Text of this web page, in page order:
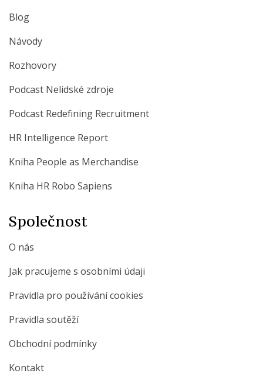
Blog
Návody
Rozhovory
Podcast Nelidské zdroje
Podcast Redefining Recruitment
HR Intelligence Report
Kniha People as Merchandise
Kniha HR Robo Sapiens
Společnost
O nás
Jak pracujeme s osobními údaji
Pravidla pro používání cookies
Pravidla soutěží
Obchodní podmínky
Kontakt